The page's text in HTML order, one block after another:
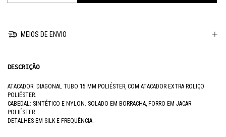
MEIOS DE ENVIO
DESCRIÇÃO
ATACADOR: DIAGONAL TUBO 15 MM POLIÉSTER, COM ATACADOR EXTRA ROLIÇO
POLIÉSTER.
CABEDAL: SINTÉTICO E NYLON. SOLADO EM BORRACHA, FORRO EM JACAR
POLIÉSTER.
DETALHES EM SILK E FREQUÊNCIA.